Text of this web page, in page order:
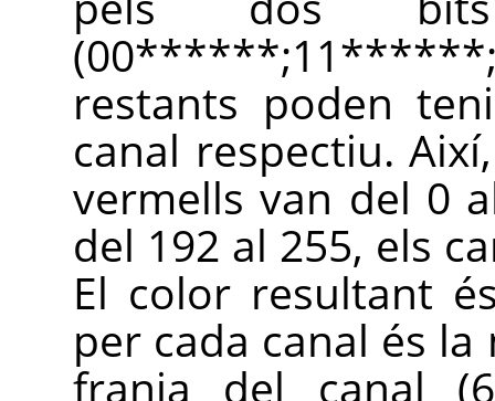
restants poden
canal respectiu.
vermells van del 0
del 192 al 255, els
El color resultant
per cada canal és
franja del canal